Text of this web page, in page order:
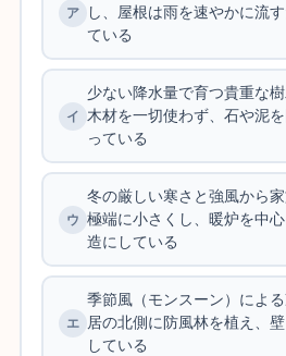
し、屋根は雨を速やかに流
ている
少ない降水量で育つ貴重な樹
木材を一切使わず、石や泥
っている
冬の厳しい寒さと強風から
極端に小さくし、暖炉を中
造にしている
季節風（モンスーン）によ
居の北側に防風林を植え、
している